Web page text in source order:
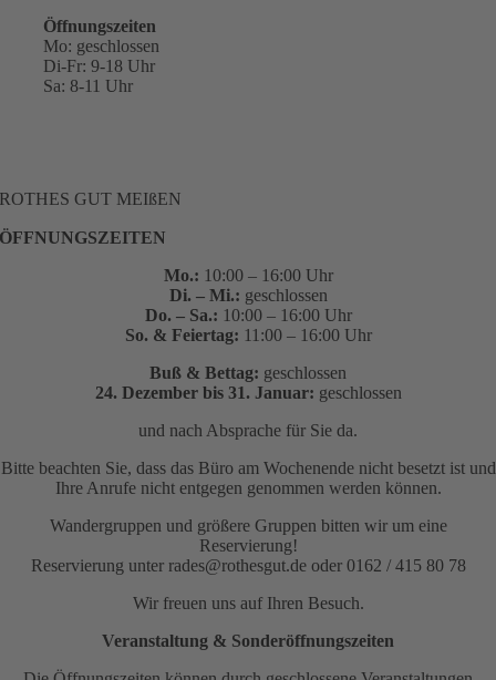
Öffnungszeiten
Mo: geschlossen
Di-Fr: 9-18 Uhr
Sa: 8-11 Uhr
ROTHES GUT MEIßEN
ÖFFNUNGSZEITEN
Mo.: 10:00 – 16:00 Uhr
Di. – Mi.: geschlossen
Do. – Sa.: 10:00 – 16:00 Uhr
So. & Feiertag: 11:00 – 16:00 Uhr
Buß & Bettag: geschlossen
24. Dezember bis 31. Januar: geschlossen
und nach Absprache für Sie da.
Bitte beachten Sie, dass das Büro am Wochenende nicht besetzt ist und
Ihre Anrufe nicht entgegen genommen werden können.
Wandergruppen und größere Gruppen bitten wir um eine
Reservierung!
Reservierung unter rades@rothesgut.de oder 0162 / 415 80 78
Wir freuen uns auf Ihren Besuch.
Veranstaltung & Sonderöffnungszeiten